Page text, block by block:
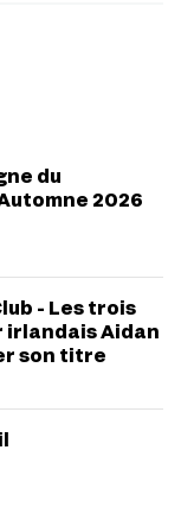
du
2026
- Les trois
irlandais Aidan
son titre